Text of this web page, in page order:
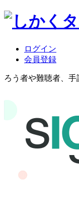
ログイン
会員登録
ろう者や難聴者、手